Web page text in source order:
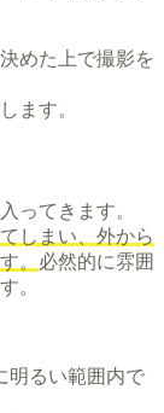
めた上で撮影を
ます。
ってきます。
しまい、外から
。 必然的に雰囲
。
明るい範囲内で